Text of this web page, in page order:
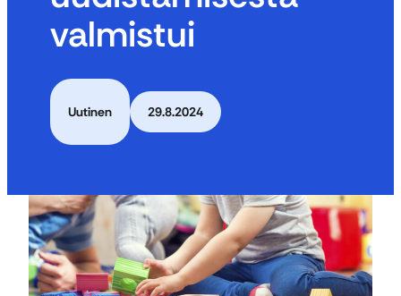
valmistui
Uutinen 29.8.2024